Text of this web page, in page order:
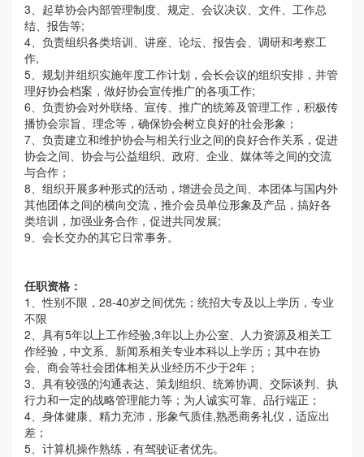
3、起草协会内部管理制度、规定、会议决议、文件、工作总
结、报告等;
4、负责组织各类培训、讲座、论坛、报告会、调研和考察工
作,
5、规划并组织实施年度工作计划，会长会议的组织安排，并管
理好协会档案，做好协会宣传推广的各项工作;
6、负责协会对外联络、宣传、推广的统筹及管理工作，积极传
播协会宗旨、理念等，确保协会树立良好的社会形象；
7、负责建立和维护协会与相关行业之间的良好合作关系，促进
协会之间、协会与公益组织、政府、企业、媒体等之间的交流
与合作；
8、组织开展多种形式的活动，增进会员之间、本团体与国内外
其他团体之间的横向交流，推介会员单位形象及产品，搞好各
类培训，加强业务合作，促进共同发展;
9、会长交办的其它日常事务。
任职资格：
1、性别不限，28-40岁之间优先；统招大专及以上学历，专业
不限
2、具有5年以上工作经验,3年以上办公室、人力资源及相关工
作经验，中文系、新闻系相关专业本科以上学历；其中在协
会、商会等社会团体相关从业经历不少于2年；
3、具有较强的沟通表达、策划组织、统筹协调、交际谈判、执
行力和一定的战略管理能力等；为人诚实可靠、品行端正；
4、身体健康、精力充沛，形象气质佳,熟悉商务礼仪，适应出
差；
5、计算机操作熟练，有驾驶证者优先。